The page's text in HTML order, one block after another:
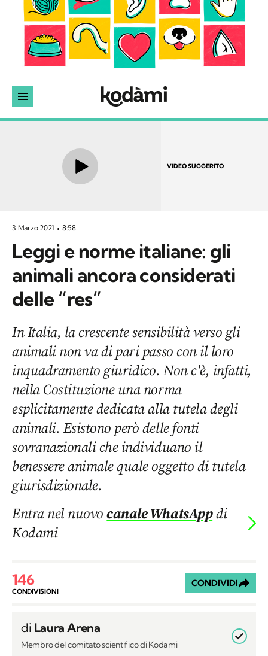
VIDEO SUGGERITO
3 Marzo 2021 8:58
Leggi e norme italiane: gli
animali ancora considerati
delle “res”
In Italia, la crescente sensibilità verso gli
animali non va di pari passo con il loro
inquadramento giuridico. Non c'è, infatti,
nella Costituzione una norma
esplicitamente dedicata alla tutela degli
animali. Esistono però delle fonti
sovranazionali che individuano il
benessere animale quale oggetto di tutela
giurisdizionale.
Entra nel nuovocanale WhatsAppdi
Kodami
146
CONDIVISIONI
CONDIVIDI
di Laura Arena
Membro del comitato scientifico di Kodami